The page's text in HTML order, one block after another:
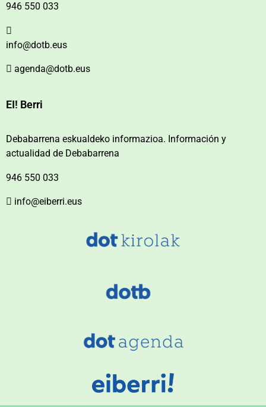
946 550 033
info@dotb.eus
agenda@dotb.eus
EI! Berri
Debabarrena eskualdeko informazioa. Información y
actualidad de Debabarrena
946 550 033
info@eiberri.eus